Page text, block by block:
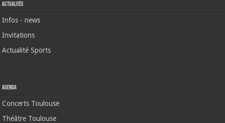
Actualités
Infos - news
Invitations
Actualité Sports
Agenda
Concerts Toulouse
Théâtre Toulouse